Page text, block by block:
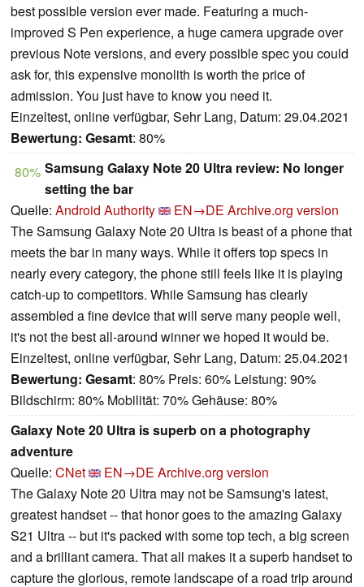
best possible version ever made. Featuring a much-
improved S Pen experience, a huge camera upgrade over
previous Note versions, and every possible spec you could
ask for, this expensive monolith is worth the price of
admission. You just have to know you need it.
Einzeltest, online verfügbar, Sehr Lang, Datum: 29.04.2021
Bewertung: Gesamt: 80%
80% Samsung Galaxy Note 20 Ultra review: No longer
setting the bar
Quelle: Android Authority EN→DE Archive.org version
The Samsung Galaxy Note 20 Ultra is beast of a phone that
meets the bar in many ways. While it offers top specs in
nearly every category, the phone still feels like it is playing
catch-up to competitors. While Samsung has clearly
assembled a fine device that will serve many people well,
it's not the best all-around winner we hoped it would be.
Einzeltest, online verfügbar, Sehr Lang, Datum: 25.04.2021
Bewertung: Gesamt: 80% Preis: 60% Leistung: 90%
Bildschirm: 80% Mobilität: 70% Gehäuse: 80%
Galaxy Note 20 Ultra is superb on a photography
adventure
Quelle: CNet EN→DE Archive.org version
The Galaxy Note 20 Ultra may not be Samsung's latest,
greatest handset -- that honor goes to the amazing Galaxy
S21 Ultra -- but it's packed with some top tech, a big screen
and a brilliant camera. That all makes it a superb handset to
capture the glorious, remote landscape of a road trip around